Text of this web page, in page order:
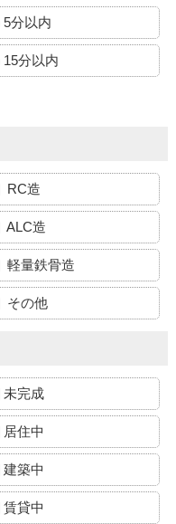
5分以内
15分以内
RC造
ALC造
軽量鉄骨造
その他
未完成
居住中
建築中
賃貸中